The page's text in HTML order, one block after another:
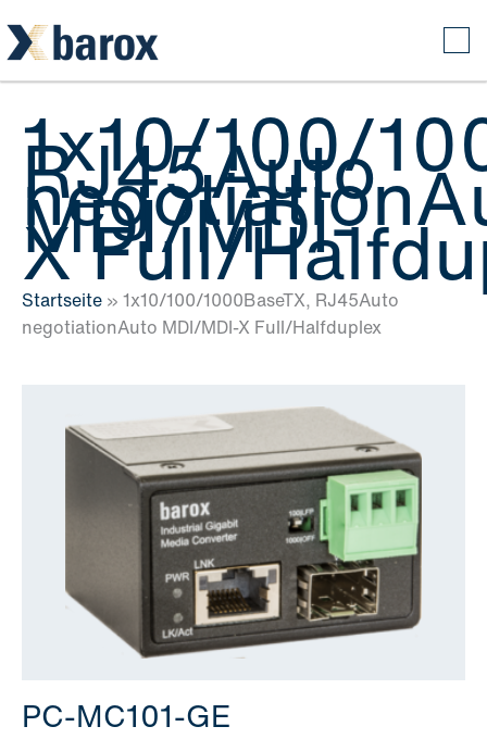
Inhalt
springen
1x10/100/
RJ45Auto
MDI/MDI-
X Full/
Startseite » 1x10/100/1000BaseTX, RJ45Auto
negotiationAuto MDI/MDI-X Full/Halfduplex
PC-MC101-GE